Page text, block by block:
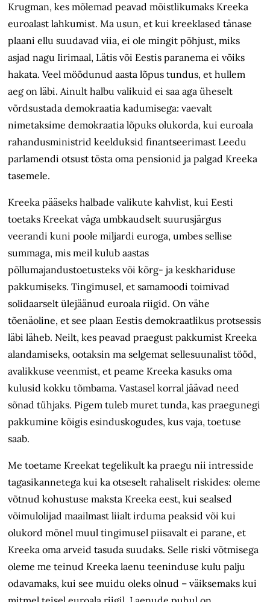
Krugman, kes mõlemad peavad mõistlikumaks Kreeka
euroalast lahkumist. Ma usun, et kui kreeklased tänase
plaani ellu suudavad viia, ei ole mingit põhjust, miks
asjad nagu Iirimaal, Lätis või Eestis paranema ei võiks
hakata. Veel möödunud aasta lõpus tundus, et hullem
aeg on läbi. Ainult halbu valikuid ei saa aga üheselt
võrdsustada demokraatia kadumisega: vaevalt
nimetaksime demokraatia lõpuks olukorda, kui euroala
rahandusministrid keelduksid finantseerimast Leedu
parlamendi otsust tõsta oma pensionid ja palgad Kreeka
tasemele.
Kreeka pääseks halbade valikute kahvlist, kui Eesti
toetaks Kreekat väga umbkaudselt suurusjärgus
veerandi kuni poole miljardi euroga, umbes sellise
summaga, mis meil kulub aastas
põllumajandustoetusteks või kõrg- ja keskhariduse
pakkumiseks. Tingimusel, et samamoodi toimivad
solidaarselt ülejäänud euroala riigid. On vähe
tõenäoline, et see plaan Eestis demokraatlikus protsessis
läbi läheb. Neilt, kes peavad praegust pakkumist Kreeka
alandamiseks, ootaksin ma selgemat sellesuunalist tööd,
avalikkuse veenmist, et peame Kreeka kasuks oma
kulusid kokku tõmbama. Vastasel korral jäävad need
sõnad tühjaks. Pigem tuleb muret tunda, kas praegunegi
pakkumine kõigis esinduskogudes, kus vaja, toetuse
saab.
Me toetame Kreekat tegelikult ka praegu nii intresside
tagasikannetega kui ka otseselt rahaliselt riskides: oleme
võtnud kohustuse maksta Kreeka eest, kui sealsed
võimulolijad maailmast liialt irduma peaksid või kui
olukord mõnel muul tingimusel piisavalt ei parane, et
Kreeka oma arveid tasuda suudaks. Selle riski võtmisega
oleme me teinud Kreeka laenu teeninduse kulu palju
odavamaks, kui see muidu oleks olnud – väiksemaks kui